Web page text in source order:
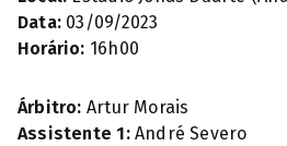
Data: 03/09/2023
Horário: 16h00
Árbitro: Artur Morais
Assistente 1:André Severo